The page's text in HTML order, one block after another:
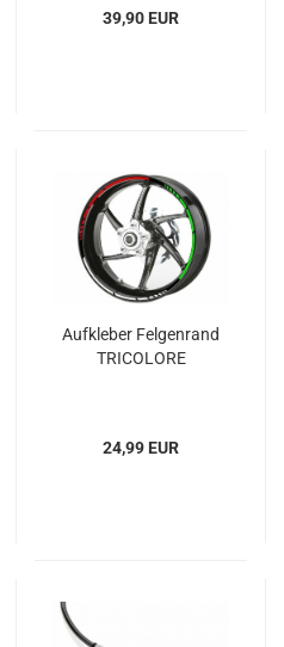
39,90 EUR
Aufkleber Felgenrand
TRICOLORE
24,99 EUR